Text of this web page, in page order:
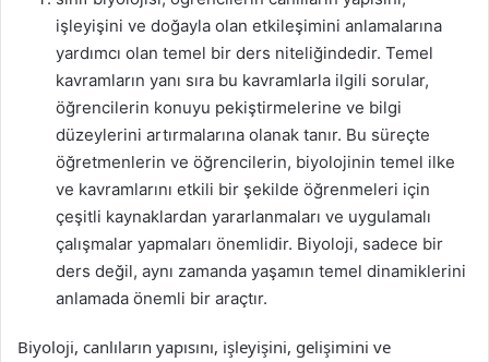
işleyişini ve doğayla olan etkileşimini anlamalarına
yardımcı olan temel bir ders niteliğindedir. Temel
kavramların yanı sıra bu kavramlarla ilgili sorular,
öğrencilerin konuyu pekiştirmelerine ve bilgi
düzeylerini artırmalarına olanak tanır. Bu süreçte
öğretmenlerin ve öğrencilerin, biyolojinin temel ilke
ve kavramlarını etkili bir şekilde öğrenmeleri için
çeşitli kaynaklardan yararlanmaları ve uygulamalı
çalışmalar yapmaları önemlidir. Biyoloji, sadece bir
ders değil, aynı zamanda yaşamın temel dinamiklerini
anlamada önemli bir araçtır.
Biyoloji, canlıların yapısını, işleyişini, gelişimini ve